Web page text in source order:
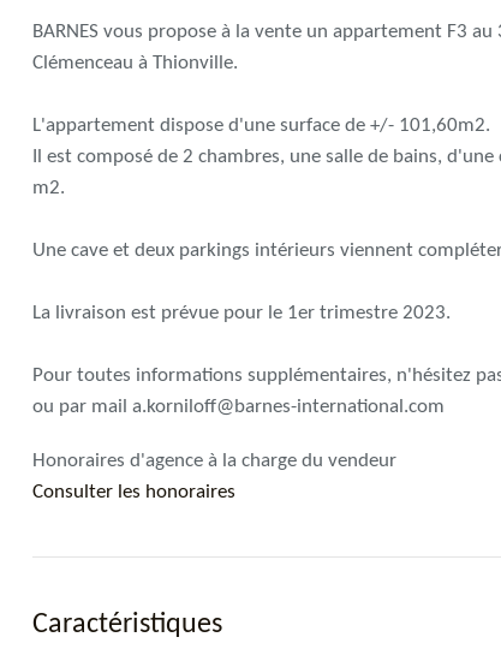
BARNES vous propose à la vente un appartement F3
Clémenceau à Thionville.
L'appartement dispose d'une surface de +/- 101,60m2.
Il est composé de 2 chambres, une salle de bains,
m2.
Une cave et deux parkings intérieurs viennent
La livraison est prévue pour le 1er trimestre 2023.
Pour toutes informations supplémentaires, n'hésitez
ou par mail a.korniloff@barnes-international.com
Honoraires d'agence à la charge du vendeur
Consulter les honoraires
Caractéristiques